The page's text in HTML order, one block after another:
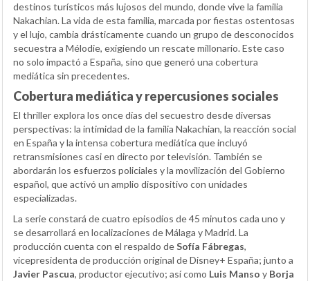
destinos turísticos más lujosos del mundo, donde vive la familia
Nakachian. La vida de esta familia, marcada por fiestas ostentosas
y el lujo, cambia drásticamente cuando un grupo de desconocidos
secuestra a Mélodie, exigiendo un rescate millonario. Este caso
no solo impactó a España, sino que generó una cobertura
mediática sin precedentes.
Cobertura mediática y repercusiones sociales
El thriller explora los once días del secuestro desde diversas
perspectivas: la intimidad de la familia Nakachian, la reacción social
en España y la intensa cobertura mediática que incluyó
retransmisiones casi en directo por televisión. También se
abordarán los esfuerzos policiales y la movilización del Gobierno
español, que activó un amplio dispositivo con unidades
especializadas.
La serie constará de cuatro episodios de 45 minutos cada uno y
se desarrollará en localizaciones de Málaga y Madrid. La
producción cuenta con el respaldo deSofía Fábregas,
vicepresidenta de producción original de Disney+ España; junto a
Javier Pascua, productor ejecutivo; así como Luis Manso y Borja